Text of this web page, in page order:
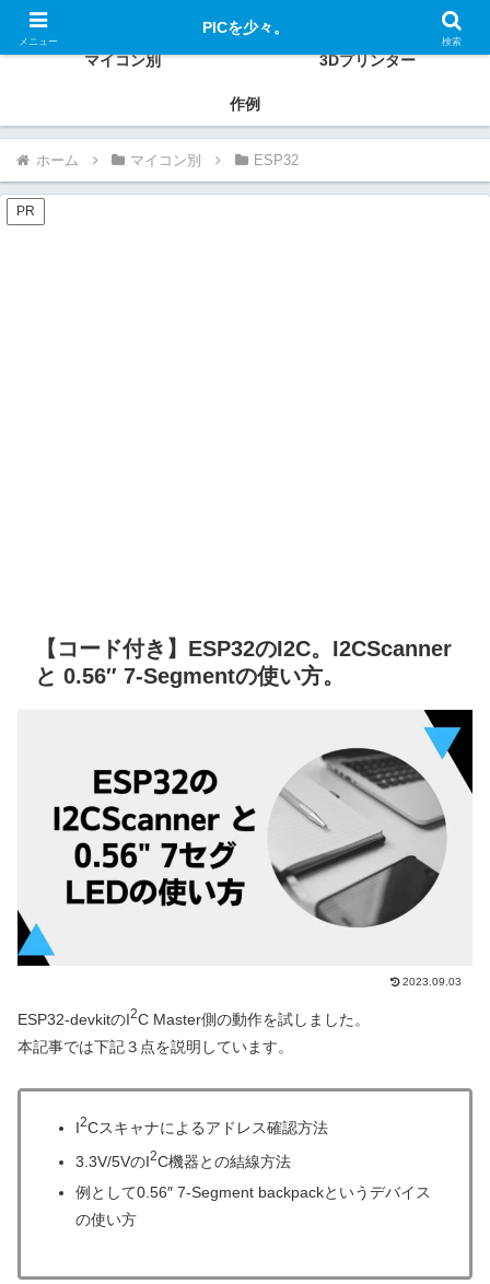
PIC、ESP32、Raspberry Pi、Xiaoなどの使い方、作例を紹介
マイコン別 3Dプリンター
作例
ホーム マイコン別 ESP32
PR
【コード付き】ESP32のI2C。I2CScanner
と 0.56″ 7-Segmentの使い方。
2023.09.03
ESP32-devkitのI2C Master側の動作を試しました。
本記事では下記３点を説明しています。
I2Cスキャナによるアドレス確認方法
3.3V/5VのI2C機器との結線方法
例として0.56″ 7-Segment backpackというデバイス
の使い方
メニュー
PICを少々。
検索